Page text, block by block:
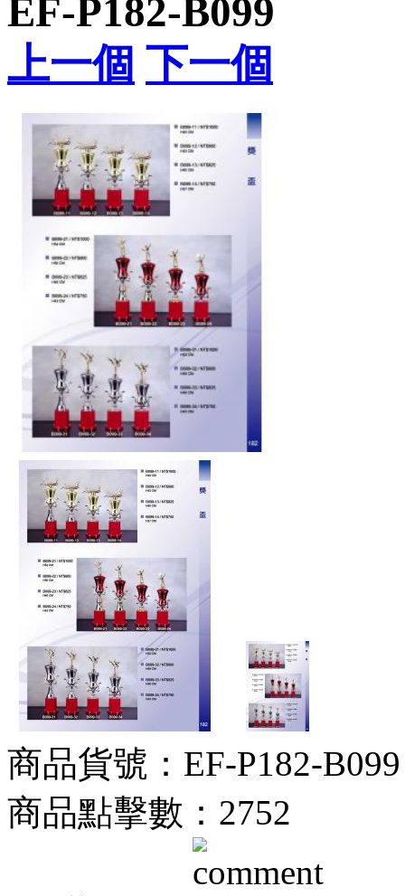
EF-P182-B099
上一個 下一個
商品貨號：EF-P182-B099
商品點擊數：2752